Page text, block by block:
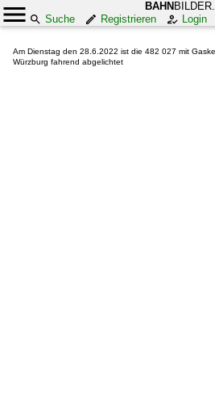
BAHN
Suche
Registrieren Login
Am Dienstag den 28.6.2022 ist die 482 027 mit
Würzburg fahrend abgelichtet